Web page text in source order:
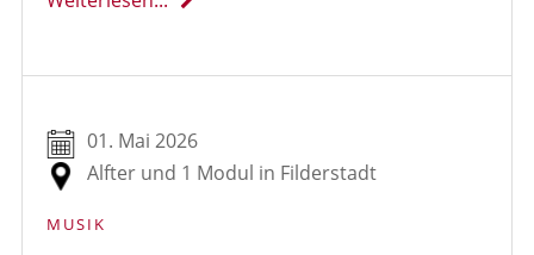
01. Mai 2026
Alfter und 1 Modul in Filderstadt
MUSIK